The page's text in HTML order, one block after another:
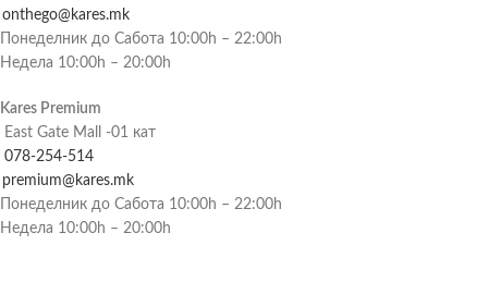
onthego@kares.mk
Понеделник до Сабота 10:00h – 22:00h
Недела 10:00h – 20:00h
Kares Premium
East Gate Mall -01 кат
078-254-514
premium@kares.mk
Понеделник до Сабота 10:00h – 22:00h
Недела 10:00h – 20:00h